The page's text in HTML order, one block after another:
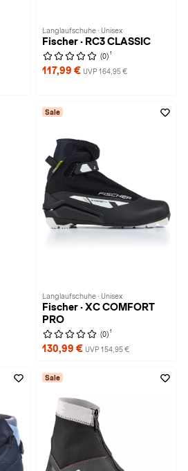
Langlaufschuhe · Unisex
Fischer · RC3 CLASSIC
(0) 1
117,99 € UVP 164,95 €
Sale
Langlaufschuhe · Unisex
Fischer · XC COMFORT
PRO
(0) 1
130,99 € UVP 154,95 €
Sale